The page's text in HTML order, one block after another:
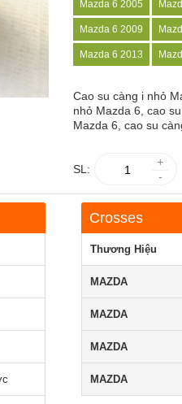
Mazda 6 2005
Mazda 6 2009
Mazda 6 2013
Cao su càng i nhỏ
nhỏ Mazda 6, cao
Mazda 6, cao su
SL:
+
-
Crosses
Thương Hiệu
MAZDA
MAZDA
MAZDA
MAZDA